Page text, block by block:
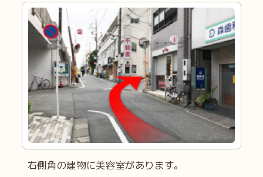
右側角の建物に美容室があります。